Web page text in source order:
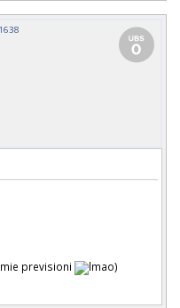
previsioni )